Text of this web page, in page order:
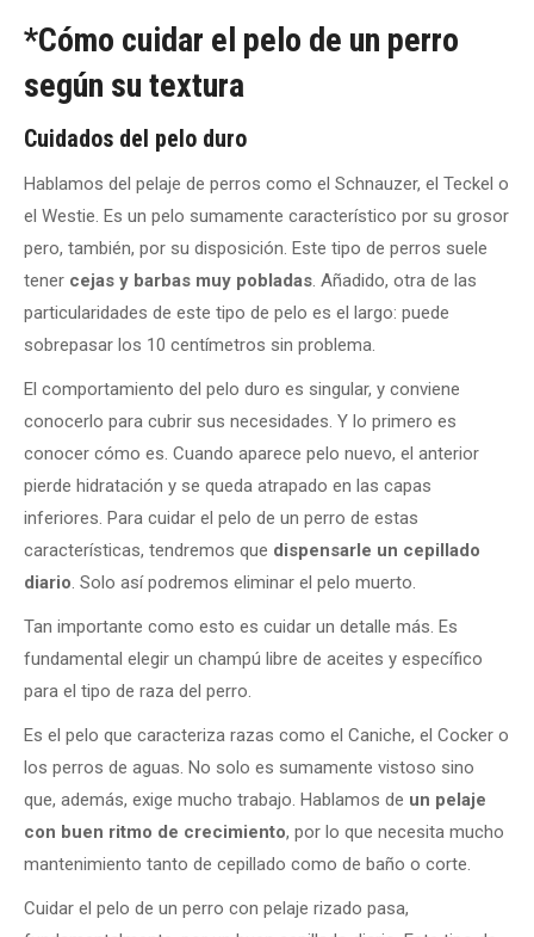
*Cómo cuidar el pelo de un perro
según su textura
Cuidados del pelo duro
Hablamos del pelaje de perros como el Schnauzer, el Teckel o
el Westie. Es un pelo sumamente característico por su grosor
pero, también, por su disposición. Este tipo de perros suele
tener cejas y barbas muy pobladas. Añadido, otra de las
particularidades de este tipo de pelo es el largo: puede
sobrepasar los 10 centímetros sin problema.
El comportamiento del pelo duro es singular, y conviene
conocerlo para cubrir sus necesidades. Y lo primero es
conocer cómo es. Cuando aparece pelo nuevo, el anterior
pierde hidratación y se queda atrapado en las capas
inferiores. Para cuidar el pelo de un perro de estas
características, tendremos que dispensarle un cepillado
diario. Solo así podremos eliminar el pelo muerto.
Tan importante como esto es cuidar un detalle más. Es
fundamental elegir un champú libre de aceites y específico
para el tipo de raza del perro.
Es el pelo que caracteriza razas como el Caniche, el Cocker o
los perros de aguas. No solo es sumamente vistoso sino
que, además, exige mucho trabajo. Hablamos de un pelaje
con buen ritmo de crecimiento, por lo que necesita mucho
mantenimiento tanto de cepillado como de baño o corte.
Cuidar el pelo de un perro con pelaje rizado pasa,